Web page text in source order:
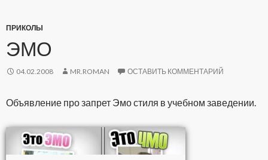
ПРИКОЛЫ
ЭМО
04.02.2008 MR.ROMAN ОСТАВИТЬ КОММЕНТАРИЙ
Объявление про запрет Эмо стиля в учебном заведении.